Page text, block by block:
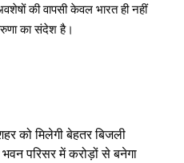
की वापसी केवल भारत ही नहीं
का संदेश है।
को मिलेगी बेहतर बिजली
परिसर में करोड़ों से बनेगा